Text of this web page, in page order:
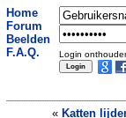
Home
Forum
Beelden
F.A.Q.
Login
« Katten